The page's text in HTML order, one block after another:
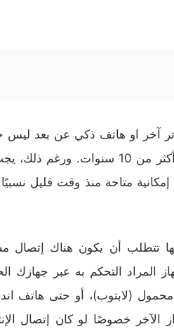
آخر او هاتف ذكي عن بعد ليس
ومثل هذه الأشياء كانت متاحة على الأجهزة المكتبية منذ أكثر من 10 سنوات.
متاحة منذ وقت قليل
تتطلب أن يكون هناك إتصال
المراد التحكم به عبر جهازك
(لابتوب)، أو حتى هاتف
الآخر خصوصًا لو كان إتصال